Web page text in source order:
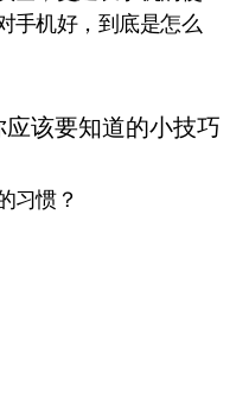
手机好，到底是怎么
习惯？